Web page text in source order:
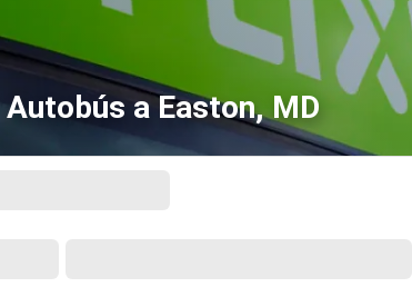
Autobús a Easton, MD